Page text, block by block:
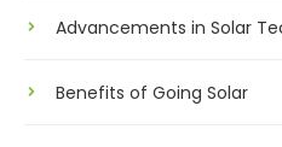
Advancements in Solar
Benefits of Going Solar